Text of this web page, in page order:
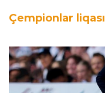
Çempionlar liqası